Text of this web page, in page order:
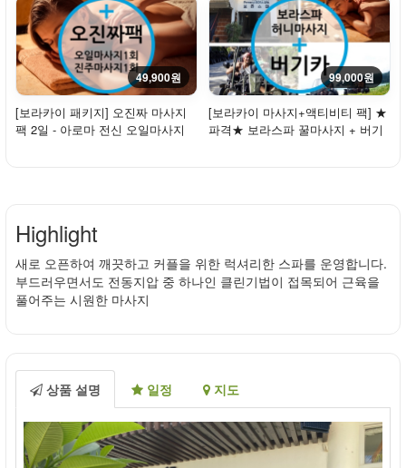
49,900원
[보라카이 패키지] 오진짜 마사지
팩 2일 - 아로마 전신 오일마사지
99,000원
[보라카이 마사지+액티비티 팩] ★
파격★ 보라스파 꿀마사지 + 버기
Highlight
새로 오픈하여 깨끗하고 커플을 위한 럭셔리한 스파를 운영합니다.
부드러우면서도 전동지압 중 하나인 클린기법이 접목되어 근육을
풀어주는 시원한 마사지
상품 설명 일정 지도